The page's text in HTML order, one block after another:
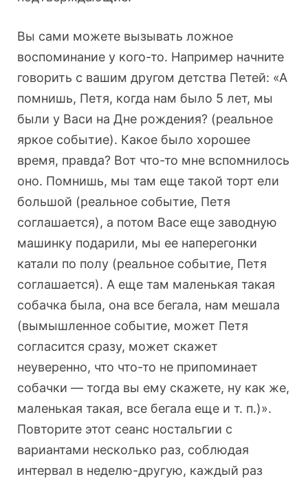
Вы сами можете вызывать ложное
воспоминание у кого-то. Например начните
говорить с вашим другом детства Петей: «А
помнишь, Петя, когда нам было 5 лет, мы
были у Васи на Дне рождения? (реальное
яркое событие). Какое было хорошее
время, правда? Вот что-то мне вспомнилось
оно. Помнишь, мы там еще такой торт ели
большой (реальное событие, Петя
соглашается), а потом Васе еще заводную
машинку подарили, мы ее наперегонки
катали по полу (реальное событие, Петя
соглашается). А еще там маленькая такая
собачка была, она все бегала, нам мешала
(вымышленное событие, может Петя
согласится сразу, может скажет
неуверенно, что что-то не припоминает
собачки — тогда вы ему скажете, ну как же,
маленькая такая, все бегала еще и т. п.)».
Повторите этот сеанс ностальгии с
вариантами несколько раз, соблюдая
интервал в неделю-другую, каждый раз